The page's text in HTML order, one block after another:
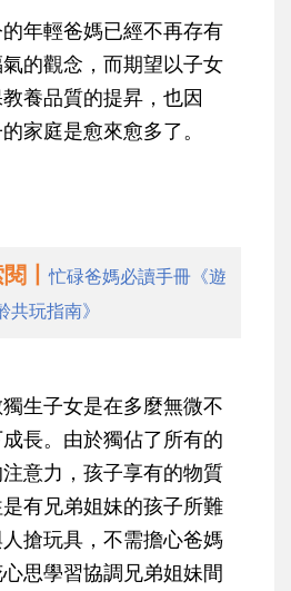
年輕爸媽已經不再存有
的觀念，而期望以子女
養品質的提昇，也因
家庭是愈來愈多了。
丨忙碌爸媽必讀手冊《遊
玩指南》
生子女是在多麼無微不
長。由於獨佔了所有的
意力，孩子享有的物質
有兄弟姐妹的孩子所難
搶玩具，不需擔心爸媽
思學習協調兄弟姐妹間